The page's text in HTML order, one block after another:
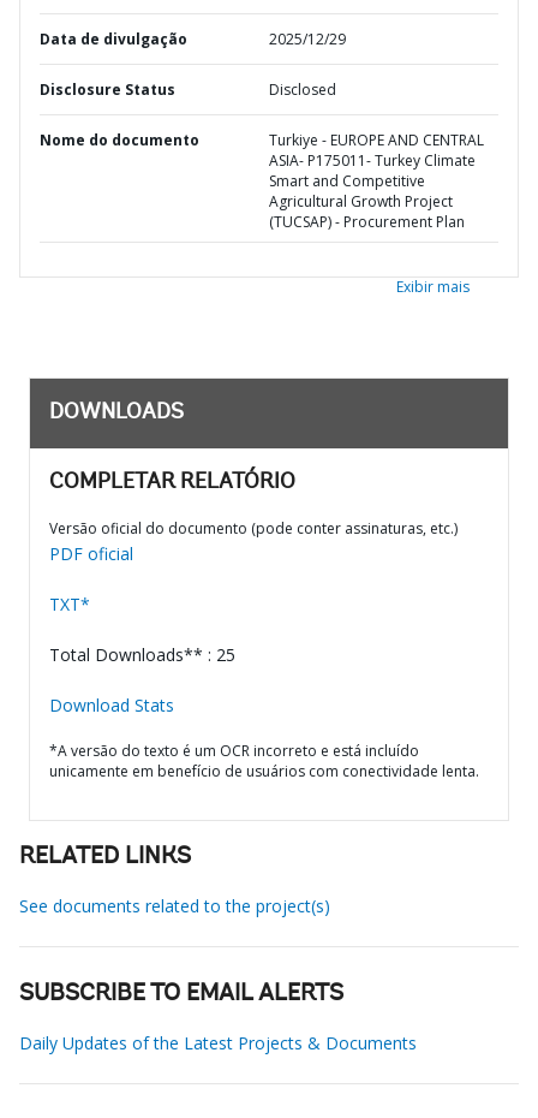
Data de divulgação 2025/12/29
Disclosure Status Disclosed
Nome do documento
Turkiye - EUROPE AND CENTRAL
ASIA- P175011- Turkey Climate
Smart and Competitive
Agricultural Growth Project
(TUCSAP) - Procurement Plan
Exibir mais
DOWNLOADS
COMPLETAR RELATÓRIO
Versão oficial do documento (pode conter assinaturas, etc.)
PDF oficial
TXT*
Total Downloads** : 25
Download Stats
*A versão do texto é um OCR incorreto e está incluído
unicamente em benefício de usuários com conectividade lenta.
RELATED LINKS
See documents related to the project(s)
SUBSCRIBE TO EMAIL ALERTS
Daily Updates of the Latest Projects & Documents